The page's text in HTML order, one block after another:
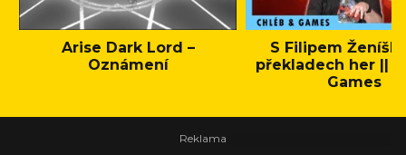
Arise Dark Lord –
Oznámení
S Filipem
překladech her ||
Games